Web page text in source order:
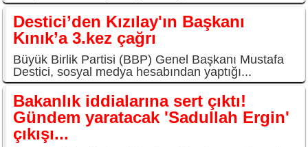
Destici’den Kızılay'ın Başkanı
Kınık’a 3.kez çağrı
Büyük Birlik Partisi (BBP) Genel Başkanı Mustafa
Destici, sosyal medya hesabından yaptığı...
Bakanlık iddialarına sert çıktı!
Gündem yaratacak 'Sadullah Ergin'
çıkışı...